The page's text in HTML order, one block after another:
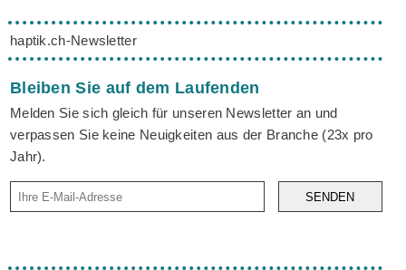
haptik.ch-Newsletter
Bleiben Sie auf dem Laufenden
Melden Sie sich gleich für unseren Newsletter an und
verpassen Sie keine Neuigkeiten aus der Branche (23x pro
Jahr).
SENDEN